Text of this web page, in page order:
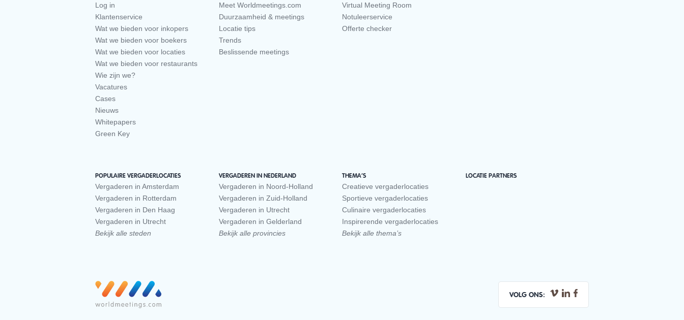
Log in
Klantenservice
Wat we bieden voor inkopers
Wat we bieden voor boekers
Wat we bieden voor locaties
Wat we bieden voor restaurants
Wie zijn we?
Vacatures
Cases
Nieuws
Whitepapers
Green Key
Meet Worldmeetings.com
Duurzaamheid & meetings
Locatie tips
Trends
Beslissende meetings
Virtual Meeting Room
Notuleerservice
Offerte checker
POPULAIRE VERGADERLOCATIES
Vergaderen in Amsterdam
Vergaderen in Rotterdam
Vergaderen in Den Haag
Vergaderen in Utrecht
Bekijk alle steden
VERGADEREN IN NEDERLAND
Vergaderen in Noord-Holland
Vergaderen in Zuid-Holland
Vergaderen in Utrecht
Vergaderen in Gelderland
Bekijk alle provincies
THEMA’S
Creatieve vergaderlocaties
Sportieve vergaderlocaties
Culinaire vergaderlocaties
Inspirerende vergaderlocaties
Bekijk alle thema’s
LOCATIE PARTNERS
VOLG ONS: